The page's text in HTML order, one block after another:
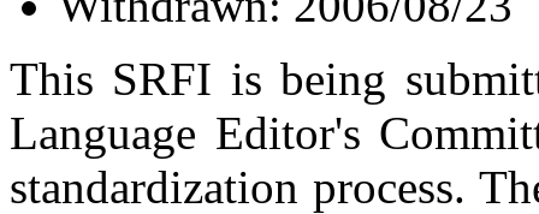
This SRFI is being
Language Editor's
standardization process.